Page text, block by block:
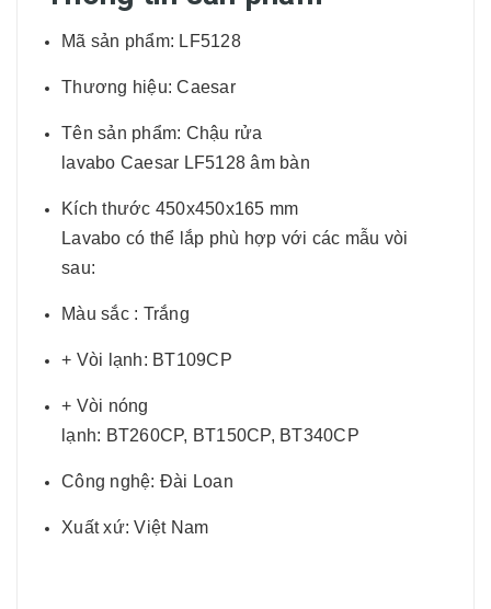
Mã sản phẩm: LF5128
Thương hiệu: Caesar
Tên sản phẩm: Chậu rửa
lavabo Caesar LF5128 âm bàn
Kích thước 450x450x165 mm
Lavabo có thể lắp phù hợp với các mẫu vòi
sau:
Màu sắc : Trắng
+ Vòi lạnh: BT109CP
+ Vòi nóng
lạnh: BT260CP, BT150CP, BT340CP
Công nghệ: Đài Loan
Xuất xứ: Việt Nam